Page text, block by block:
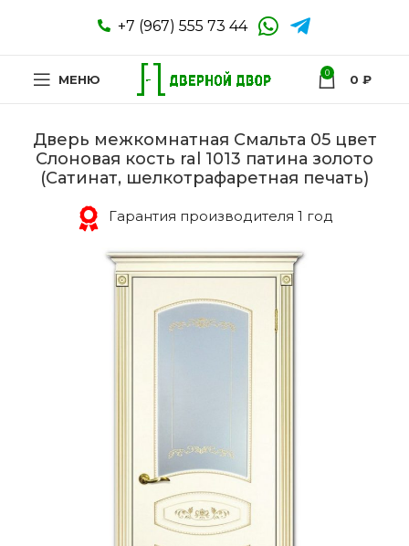
+7 (967) 555 73 44
МЕНЮ 0 0 ₽
Дверь межкомнатная Смальта 05 цвет
Слоновая кость ral 1013 патина золото
(Сатинат, шелкотрафаретная печать)
Гарантия производителя 1 год